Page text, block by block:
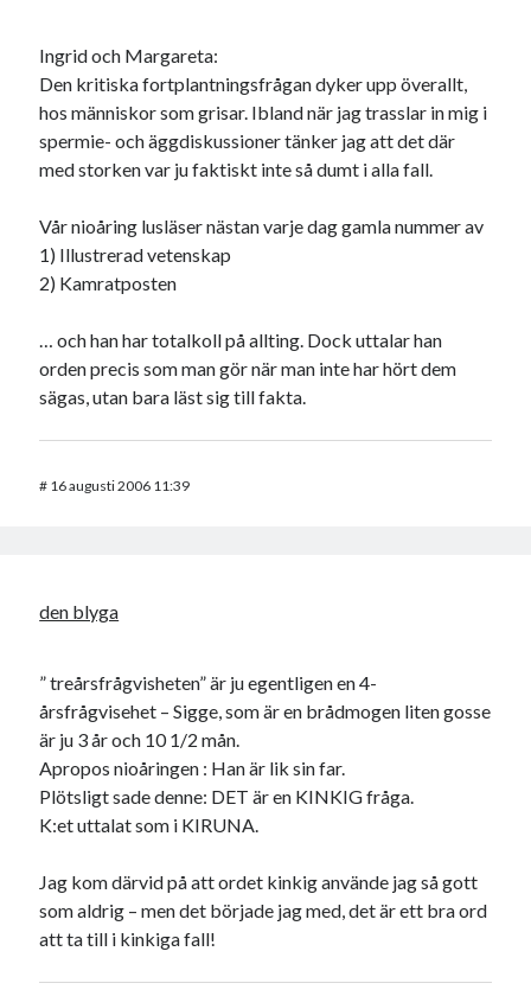
Ingrid och Margareta:
Den kritiska fortplantningsfrågan dyker upp överallt,
hos människor som grisar. Ibland när jag trasslar in mig i
spermie- och äggdiskussioner tänker jag att det där
med storken var ju faktiskt inte så dumt i alla fall.
Vår nioåring lusläser nästan varje dag gamla nummer av
1) Illustrerad vetenskap
2) Kamratposten
… och han har totalkoll på allting. Dock uttalar han
orden precis som man gör när man inte har hört dem
sägas, utan bara läst sig till fakta.
# 16 augusti 2006 11:39
den blyga
” treårsfrågvisheten” är ju egentligen en 4-
årsfrågvisehet – Sigge, som är en brådmogen liten gosse
är ju 3 år och 10 1/2 mån.
Apropos nioåringen : Han är lik sin far.
Plötsligt sade denne: DET är en KINKIG fråga.
K:et uttalat som i KIRUNA.
Jag kom därvid på att ordet kinkig använde jag så gott
som aldrig – men det började jag med, det är ett bra ord
att ta till i kinkiga fall!